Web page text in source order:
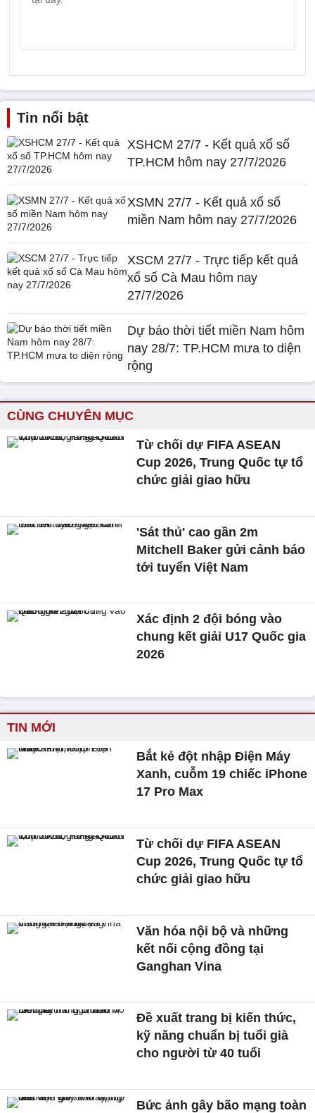
Tin nổi bật
XSHCM 27/7 - Kết quả xổ số
TP.HCM hôm nay 27/7/2026
XSMN 27/7 - Kết quả xổ số
miền Nam hôm nay 27/7/2026
XSCM 27/7 - Trực tiếp kết quả
xổ số Cà Mau hôm nay
27/7/2026
Dự báo thời tiết miền Nam hôm
nay 28/7: TP.HCM mưa to diện
rộng
CÙNG CHUYÊN MỤC
Từ chối dự FIFA ASEAN
Cup 2026, Trung Quốc tự tổ
chức giải giao hữu
'Sát thủ' cao gần 2m
Mitchell Baker gửi cảnh báo
tới tuyển Việt Nam
Xác định 2 đội bóng vào
chung kết giải U17 Quốc gia
2026
TIN MỚI
Bắt kẻ đột nhập Điện Máy
Xanh, cuỗm 19 chiếc iPhone
17 Pro Max
Từ chối dự FIFA ASEAN
Cup 2026, Trung Quốc tự tổ
chức giải giao hữu
Văn hóa nội bộ và những
kết nối cộng đồng tại
Ganghan Vina
Đề xuất trang bị kiến thức,
kỹ năng chuẩn bị tuổi già
cho người từ 40 tuổi
Bức ảnh gây bão mạng toàn